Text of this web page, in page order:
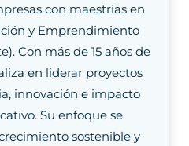
con maestrías en
y Emprendimiento
Con más de 15 años de
en liderar proyectos
innovación e impacto
Su enfoque se
sostenible y